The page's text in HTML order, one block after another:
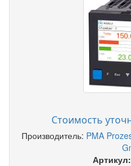
Стоимость
Производитель: PMA
Артикул: